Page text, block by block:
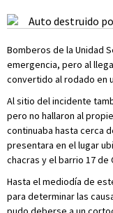
Bomberos de la Unidad
emergencia, pero al
convertido al rodado en
Al sitio del incidente
pero no hallaron al
continuaba hasta cerca
presentara en el lugar
chacras y el barrio 17 de
Hasta el mediodía de
para determinar las